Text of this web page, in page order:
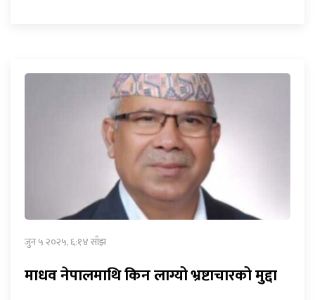
जुन ५ २०२५, ६:१४ साँझ
माधव नेपालमाथि किन लाग्यो भ्रष्टाचारको मुद्दा